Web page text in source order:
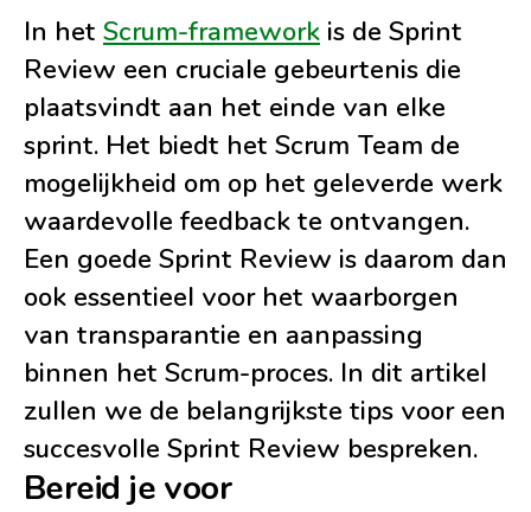
In het Scrum-framework is de Sprint
Review een cruciale gebeurtenis die
plaatsvindt aan het einde van elke
sprint. Het biedt het Scrum Team de
mogelijkheid om op het geleverde werk
waardevolle feedback te ontvangen.
Een goede Sprint Review is daarom dan
ook essentieel voor het waarborgen
van transparantie en aanpassing
binnen het Scrum-proces. In dit artikel
zullen we de belangrijkste tips voor een
succesvolle Sprint Review bespreken.
Bereid je voor